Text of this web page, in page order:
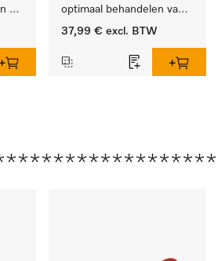
optimaal behandelen van
laboratoriumhulpstukken.
37,99 € excl. BTW